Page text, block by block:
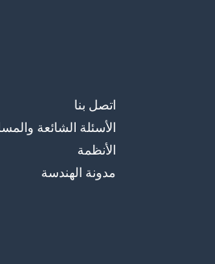
اتصل بنا
الأسئلة الشائعة
الأنظمة
مدونة الهندسة